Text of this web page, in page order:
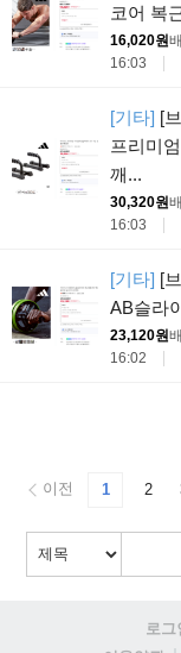
코어 복
16,020원
16:03
[기타] [
프리미
깨...
30,320원
16:03
[기타] [
AB슬라
23,120원
16:02
이전 1 2
로그